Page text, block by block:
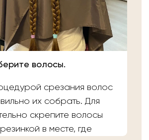
волосы.
срезания волос
их собрать. Для
скрепите волосы
в месте, где